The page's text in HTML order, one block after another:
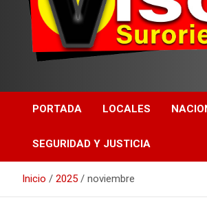
PORTADA LOCALES
SEGURIDAD Y JUSTICIA
Inicio 2025 noviembre